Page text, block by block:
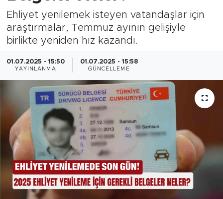
Ehliyet yenilemek isteyen vatandaşlar için
araştırmalar, Temmuz ayının gelişiyle
birlikte yeniden hız kazandı.
01.07.2025 - 15:50
YAYINLANMA
01.07.2025 - 15:58
GÜNCELLEME